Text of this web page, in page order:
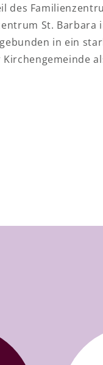
des
St. Barbara
in ein